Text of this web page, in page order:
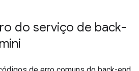
do serviço de back-